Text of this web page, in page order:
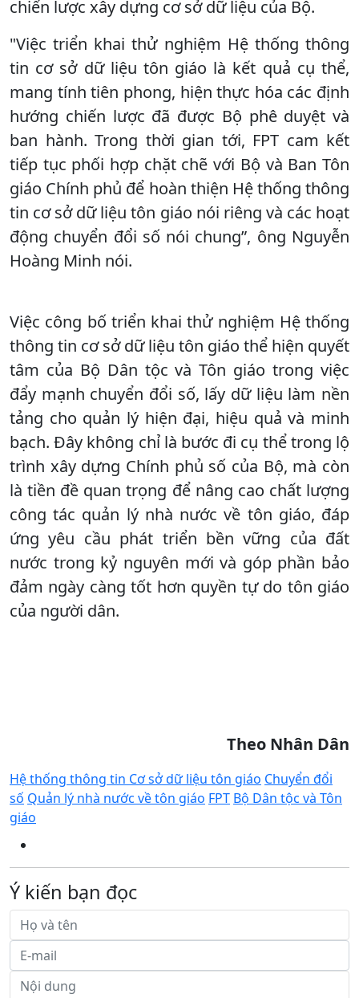
chiến lược xây dựng cơ sở dữ liệu của Bộ.
"Việc triển khai thử nghiệm Hệ thống thông
tin cơ sở dữ liệu tôn giáo là kết quả cụ thể,
mang tính tiên phong, hiện thực hóa các định
hướng chiến lược đã được Bộ phê duyệt và
ban hành. Trong thời gian tới, FPT cam kết
tiếp tục phối hợp chặt chẽ với Bộ và Ban Tôn
giáo Chính phủ để hoàn thiện Hệ thống thông
tin cơ sở dữ liệu tôn giáo nói riêng và các hoạt
động chuyển đổi số nói chung”, ông Nguyễn
Hoàng Minh nói.
Việc công bố triển khai thử nghiệm Hệ thống
thông tin cơ sở dữ liệu tôn giáo thể hiện quyết
tâm của Bộ Dân tộc và Tôn giáo trong việc
đẩy mạnh chuyển đổi số, lấy dữ liệu làm nền
tảng cho quản lý hiện đại, hiệu quả và minh
bạch. Đây không chỉ là bước đi cụ thể trong lộ
trình xây dựng Chính phủ số của Bộ, mà còn
là tiền đề quan trọng để nâng cao chất lượng
công tác quản lý nhà nước về tôn giáo, đáp
ứng yêu cầu phát triển bền vững của đất
nước trong kỷ nguyên mới và góp phần bảo
đảm ngày càng tốt hơn quyền tự do tôn giáo
của người dân.
Theo Nhân Dân
Hệ thống thông tin Cơ sở dữ liệu tôn giáo Chuyển đổi
số Quản lý nhà nước về tôn giáo FPT Bộ Dân tộc và Tôn
giáo
Ý kiến bạn đọc